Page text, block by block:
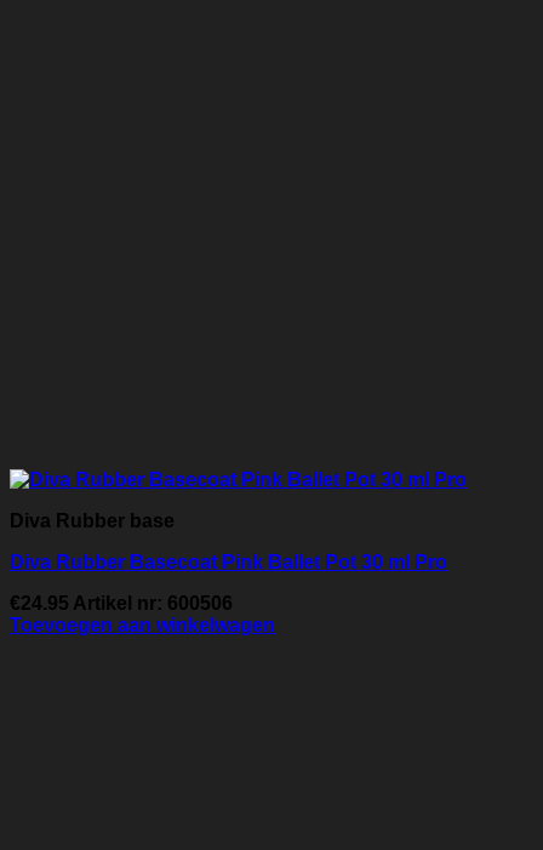
Diva Rubber base
Diva Rubber Basecoat Pink Ballet Pot 30 ml Pro
€24.95 Artikel nr: 600506
Toevoegen aan winkelwagen